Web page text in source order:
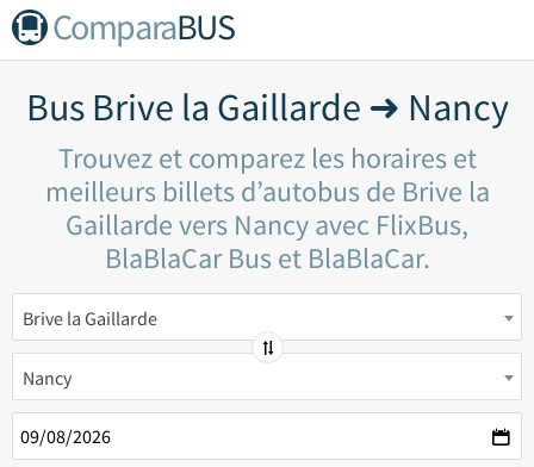
ComparaBUS
Bus Brive la Gaillarde ➜ Nancy
Trouvez et comparez les horaires et
meilleurs billets d’autobus de Brive la
Gaillarde vers Nancy avec FlixBus,
BlaBlaCar Bus et BlaBlaCar.
Brive la Gaillarde
Nancy